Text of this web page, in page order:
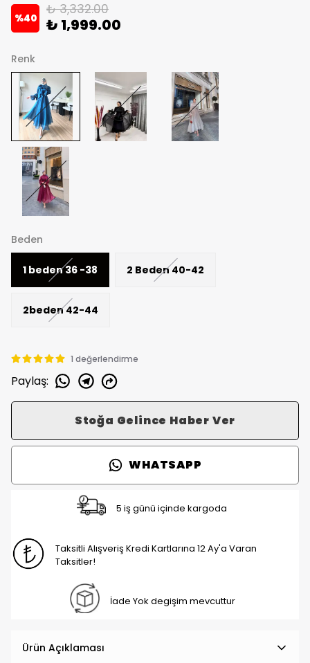
%40
₺ 3,332.00
₺ 1,999.00
Renk
Beden
1 beden 36 -38 2 Beden 40-42
2beden 42-44
1 değerlendirme
Paylaş:
Stoğa Gelince Haber Ver
WHATSAPP
5 iş günü içinde kargoda
Taksitli Alışveriş Kredi Kartlarına 12 Ay'a Varan
Taksitler!
İade Yok degişim mevcuttur
Ürün Açıklaması